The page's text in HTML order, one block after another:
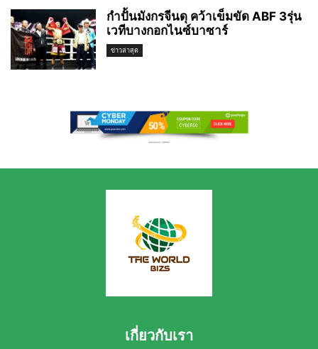
กำปั้นมังกรจีนดุ คว้าเข็มขัด ABF 3รุ่น
เวทีบางกอกไนซ์บาซาร์
ข่าวล่าสุด
เกี่ยวกับเรา